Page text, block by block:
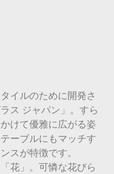
イルのために開発さ
ス ジャパン」。すら
けて優雅に広がる姿
ーブルにもマッチす
スが特徴です。
花」。可憐な花びら